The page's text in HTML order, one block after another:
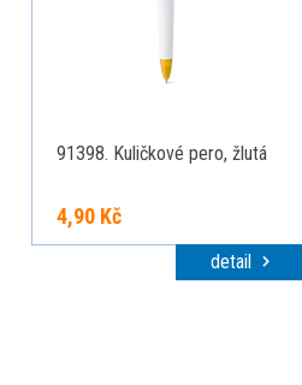
91398. Kuličkové pero, žlutá
4,90 Kč
detail